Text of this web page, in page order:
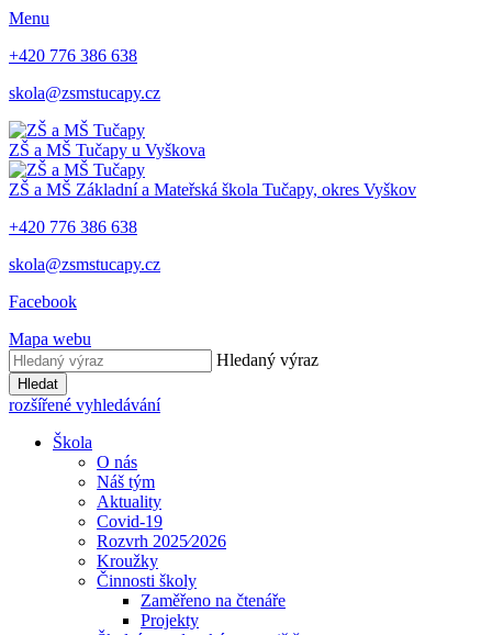
Menu
+420 776 386 638
skola@zsmstucapy.cz
ZŠ a MŠ Tučapy u Vyškova
ZŠ a MŠ Základní a Mateřská škola Tučapy, okres Vyškov
+420 776 386 638
skola@zsmstucapy.cz
Facebook
Mapa webu
Hledaný výraz
Hledat
rozšířené vyhledávání
Škola
O nás
Náš tým
Aktuality
Covid-19
Rozvrh 2025⁄2026
Kroužky
Činnosti školy
Zaměřeno na čtenáře
Projekty